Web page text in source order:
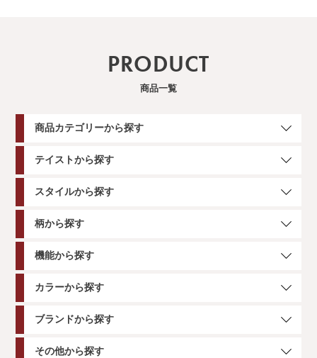
PRODUCT
商品一覧
商品カテゴリーから探す
テイストから探す
スタイルから探す
柄から探す
機能から探す
カラーから探す
ブランドから探す
その他から探す